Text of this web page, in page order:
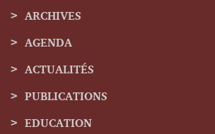
Menu
de
navigation
ARCHIVES
AGENDA
ACTUALITÉS
PUBLICATIONS
EDUCATION